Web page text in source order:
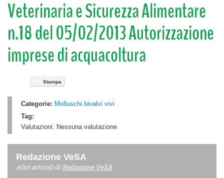
Veterinaria e Sicurezza Alimentare
n.18 del 05/02/2013 Autorizzazione
imprese di acquacoltura
Stampa
Categorie: Molluschi bivalvi vivi
Tag:
Valutazioni: Nessuna valutazione
Redazione VeSA
Altri articoli diRedazione VeSA